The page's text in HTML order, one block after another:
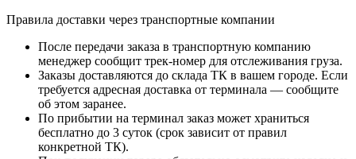
Правила доставки через транспортные компании
После передачи заказа в транспортную компанию
менеджер сообщит трек-номер для отслеживания груза.
Заказы доставляются до склада ТК в вашем городе. Если
требуется адресная доставка от терминала — сообщите
об этом заранее.
По прибытии на терминал заказ может храниться
бесплатно до 3 суток (срок зависит от правил
конкретной ТК).